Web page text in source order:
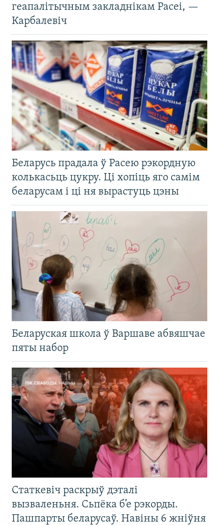
геапалітычным закладнікам Расеі, —
Карбалевіч
Беларусь прадала ў Расею рэкордную
колькасьць цукру. Ці хопіць яго самім
беларусам і ці ня вырастуць цэны
Беларуская школа ў Варшаве абвяшчае
пяты набор
Статкевіч раскрыў дэталі
вызваленьня. Сьпёка б’е рэкорды.
Пашпарты беларусаў. Навіны 6 жніўня